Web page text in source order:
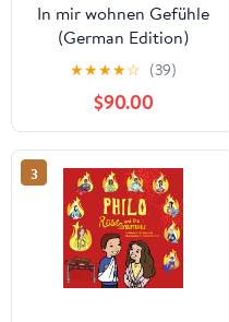
In mir wohnen Gefühle
(German Edition)
★★★★☆ (39)
$90.00
3